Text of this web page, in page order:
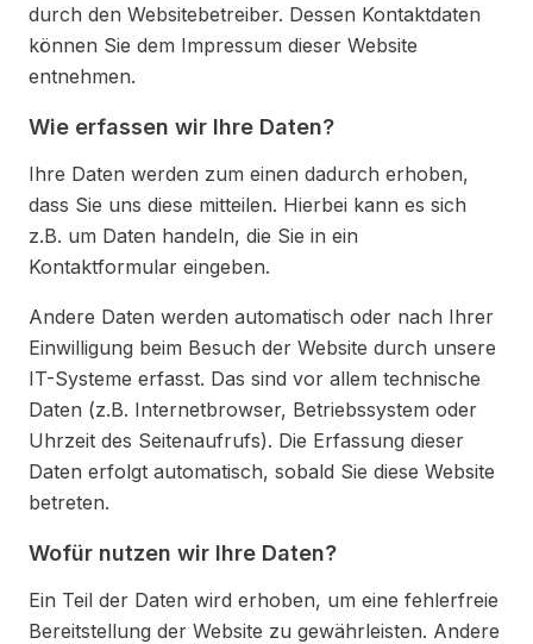
durch den Websitebetreiber. Dessen Kontaktdaten
können Sie dem Impressum dieser Website
entnehmen.
Wie erfassen wir Ihre Daten?
Ihre Daten werden zum einen dadurch erhoben,
dass Sie uns diese mitteilen. Hierbei kann es sich
z.B. um Daten handeln, die Sie in ein
Kontaktformular eingeben.
Andere Daten werden automatisch oder nach Ihrer
Einwilligung beim Besuch der Website durch unsere
IT-Systeme erfasst. Das sind vor allem technische
Daten (z.B. Internetbrowser, Betriebssystem oder
Uhrzeit des Seitenaufrufs). Die Erfassung dieser
Daten erfolgt automatisch, sobald Sie diese Website
betreten.
Wofür nutzen wir Ihre Daten?
Ein Teil der Daten wird erhoben, um eine fehlerfreie
Bereitstellung der Website zu gewährleisten. Andere